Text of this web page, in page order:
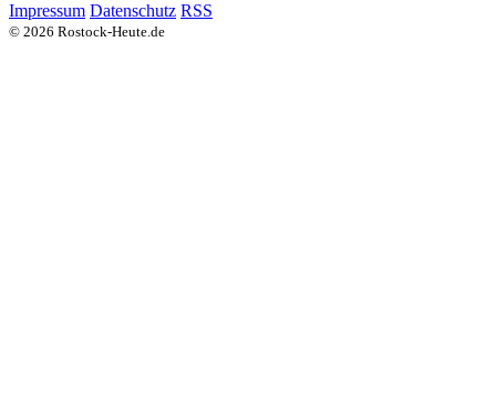
Impressum Datenschutz RSS
© 2026 Rostock-Heute.de